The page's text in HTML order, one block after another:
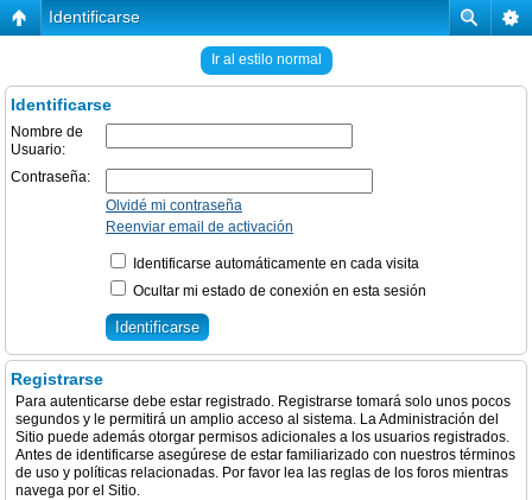
Identificarse
Ir al estilo normal
Identificarse
Nombre de
Usuario:
Contraseña:
Olvidé mi contraseña
Reenviar email de activación
Identificarse automáticamente en cada visita
Ocultar mi estado de conexión en esta sesión
Registrarse
Para autenticarse debe estar registrado. Registrarse tomará solo unos pocos
segundos y le permitirá un amplio acceso al sistema. La Administración del
Sitio puede además otorgar permisos adicionales a los usuarios registrados.
Antes de identificarse asegúrese de estar familiarizado con nuestros términos
de uso y políticas relacionadas. Por favor lea las reglas de los foros mientras
navega por el Sitio.